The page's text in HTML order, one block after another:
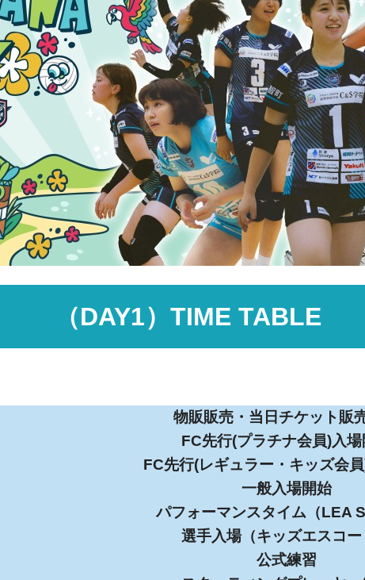
（DAY1）TIME TABLE
物販販売・当日チケット販
FC先行(プラチナ会員)入場
FC先行(レギュラー・キッズ会
一般入場開始
パフォーマンスタイム（LEA
選手入場（キッズエスコー
公式練習